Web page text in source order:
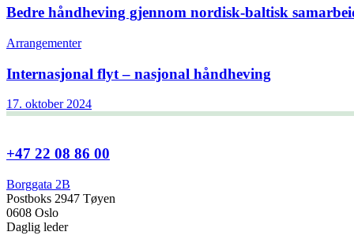
Bedre håndheving gjennom nordisk-baltisk
Arrangementer
Internasjonal flyt – nasjonal håndheving
17. oktober 2024
+47 22 08 86 00
Borggata 2B
Postboks 2947 Tøyen
0608 Oslo
Daglig leder